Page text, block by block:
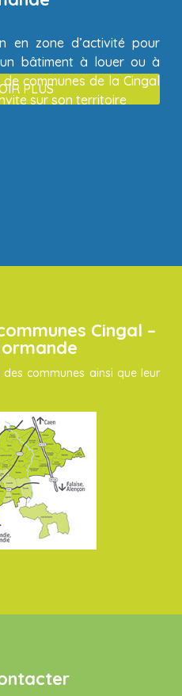
en zone d’activité pour
bâtiment à louer ou à
communes de la Cingal
sur son territoire
PLUS
Cingal –
communes ainsi que leur